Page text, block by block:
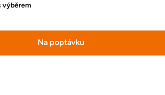
výběrem
Na poptávku